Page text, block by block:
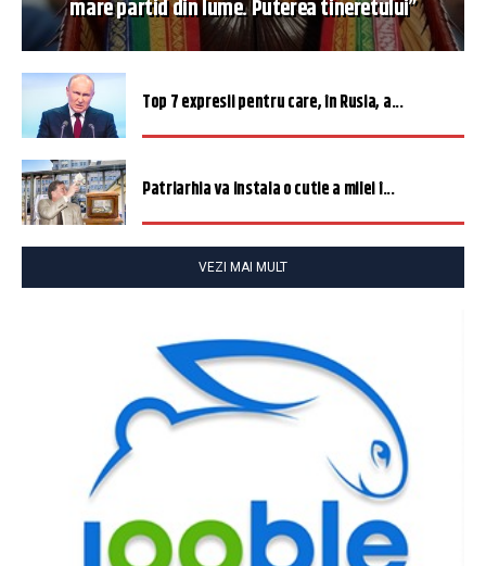
mare partid din lume. Puterea tineretului”
Top 7 expresii pentru care, în Rusia, a...
Patriarhia va instala o cutie a milei î...
VEZI MAI MULT